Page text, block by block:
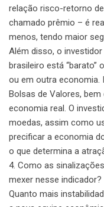
relação risco-retorno
chamado prêmio – é
menos, tendo maior
Além disso, o
brasileiro está “barato”
ou em outra economia.
Bolsas de Valores,
economia real. O
moedas, assim como
precificar a economia
o que determina a
4. Como as
mexer nesse indicador?
Quanto mais